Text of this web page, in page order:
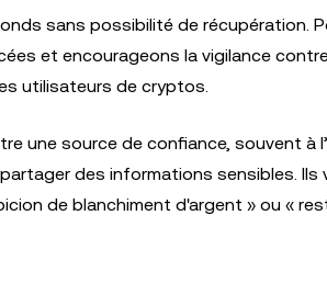
sans possibilité de récupération.
et encourageons la vigilance
utilisateurs de cryptos.
une source de confiance, souvent à
des informations sensibles. Ils
de blanchiment d'argent » ou «